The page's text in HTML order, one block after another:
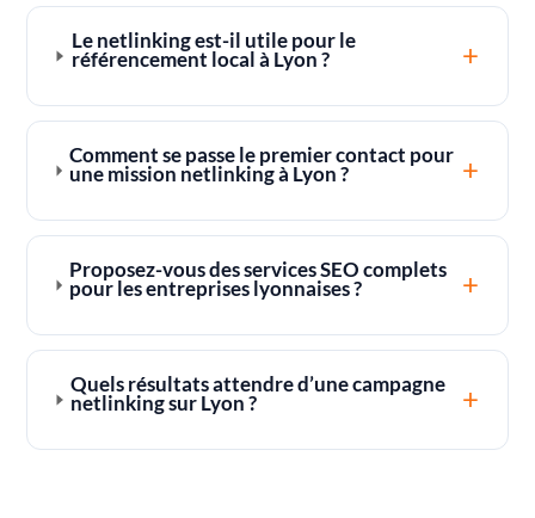
Le netlinking est-il utile pour le
référencement local à Lyon ? +
Comment se passe le premier contact pour
une mission netlinking à Lyon ? +
Proposez-vous des services SEO complets
pour les entreprises lyonnaises ? +
Quels résultats attendre d’une campagne
netlinking sur Lyon ? +